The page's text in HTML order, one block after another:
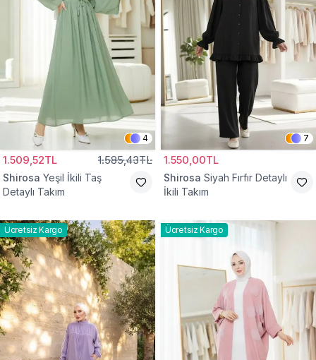
4
1.509,52TL 1.585,43TL
Shirosa Yeşil İkili Taş
Detaylı Takım
7
1.550,00TL
Shirosa Siyah Fırfır Detaylı
İkili Takım
Ücretsiz Kargo Ücretsiz Kargo